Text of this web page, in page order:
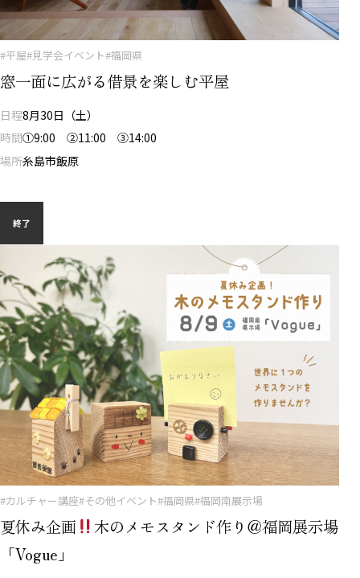
#平屋#見学会イベント#福岡県
窓一面に広がる借景を楽しむ平屋
日程8月30日（土）
時間①9:00 ②11:00 ③14:00
場所糸島市飯原
終了
#カルチャー講座#その他イベント#福岡県#福岡南展示場
夏休み企画
木のメモスタンド作り＠福岡展示場
「Vogue」